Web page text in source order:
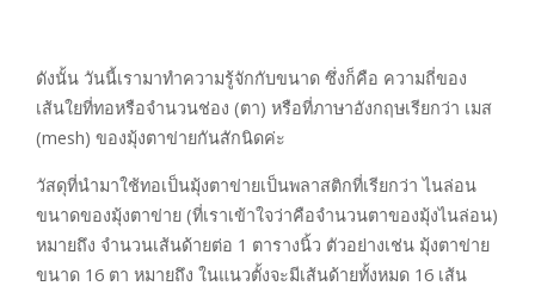
ดังนั้น วันนี้เรามาทำความรู้จักกับขนาด ซึ่งก็คือ ความถี่ของ
เส้นใยที่ทอหรือจำนวนช่อง (ตา) หรือที่ภาษาอังกฤษเรียกว่า เมส
(mesh) ของมุ้งตาข่ายกันสักนิดค่ะ
วัสดุที่นำมาใช้ทอเป็นมุ้งตาข่ายเป็นพลาสติกที่เรียกว่า ไนล่อน
ขนาดของมุ้งตาข่าย (ที่เราเข้าใจว่าคือจำนวนตาของมุ้งไนล่อน)
หมายถึง จำนวนเส้นด้ายต่อ 1 ตารางนิ้ว ตัวอย่างเช่น มุ้งตาข่าย
ขนาด 16 ตา หมายถึง ในแนวตั้งจะมีเส้นด้ายทั้งหมด 16 เส้น